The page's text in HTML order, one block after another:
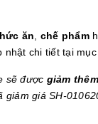
ăn chế phẩm
nhật chi tiết tại mục
sẽ được giảm
giá SH-